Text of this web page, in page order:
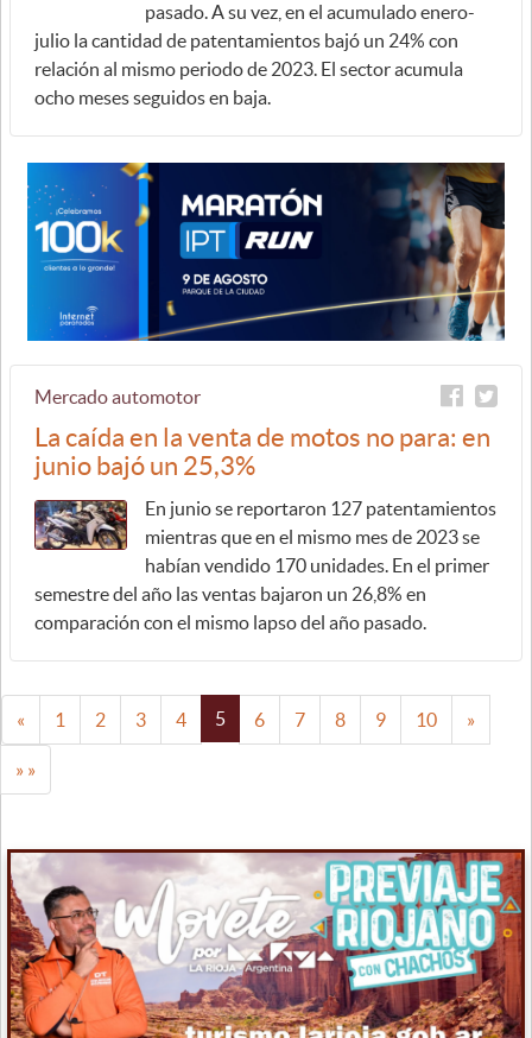
pasado. A su vez, en el acumulado enero-
julio la cantidad de patentamientos bajó un 24% con
relación al mismo periodo de 2023. El sector acumula
ocho meses seguidos en baja.
Mercado automotor
La caída en la venta de motos no para: en
junio bajó un 25,3%
En junio se reportaron 127 patentamientos
mientras que en el mismo mes de 2023 se
habían vendido 170 unidades. En el primer
semestre del año las ventas bajaron un 26,8% en
comparación con el mismo lapso del año pasado.
« 1 2 3 4 5 6 7 8 9 10 »
» »